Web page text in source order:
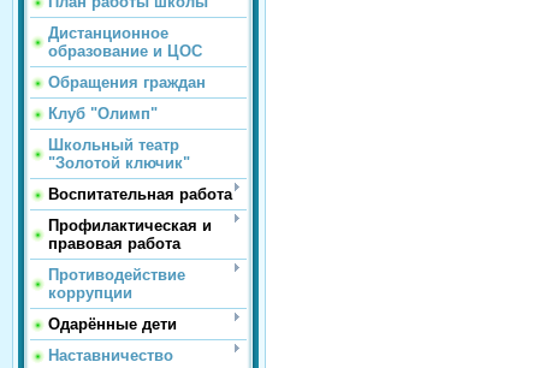
Дистанционное
образование и ЦОС
Обращения граждан
Клуб "Олимп"
Школьный театр
"Золотой ключик"
Воспитательная работа
Профилактическая и
правовая работа
Противодействие
коррупции
Одарённые дети
Наставничество